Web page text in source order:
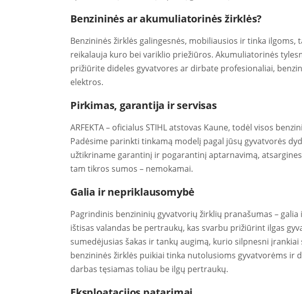
Benzininės ar akumuliatorinės žirklės?
Benzininės žirklės galingesnės, mobiliausios ir tinka
reikalauja kuro bei variklio priežiūros. Akumuliatorinės
prižiūrite dideles gyvatvores ar dirbate profesionaliai,
elektros.
Pirkimas, garantija ir servisas
ARFEKTA – oficialus STIHL atstovas Kaune, todėl visos
Padėsime parinkti tinkamą modelį pagal jūsų gyvatvorės
užtikriname garantinį ir pogarantinį aptarnavimą,
tam tikros sumos – nemokamai.
Galia ir nepriklausomybė
Pagrindinis benzininių gyvatvorių žirklių pranašumas –
ištisas valandas be pertraukų, kas svarbu prižiūrint ilgas
sumedėjusias šakas ir tankų augimą, kurio silpnesni
benzininės žirklės puikiai tinka nutolusioms gyvatvorėms ir
darbas tęsiamas toliau be ilgų pertraukų.